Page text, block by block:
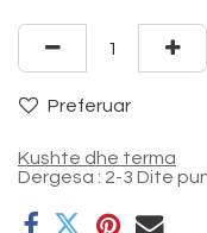
Preferuar
Kushte dhe terma
Dergesa : 2-3 Dite